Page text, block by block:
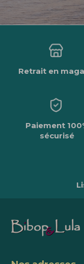
Retrait en
Paiement
sécurisé